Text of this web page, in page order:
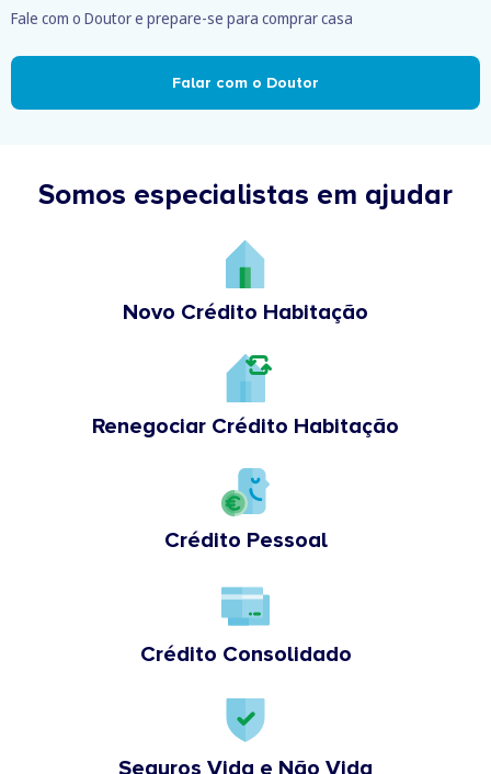
Fale com o Doutor e prepare-se para comprar casa
Falar com o Doutor
Somos especialistas em ajudar
Novo Crédito Habitação
Renegociar Crédito Habitação
Crédito Pessoal
Crédito Consolidado
Seguros Vida e Não Vida